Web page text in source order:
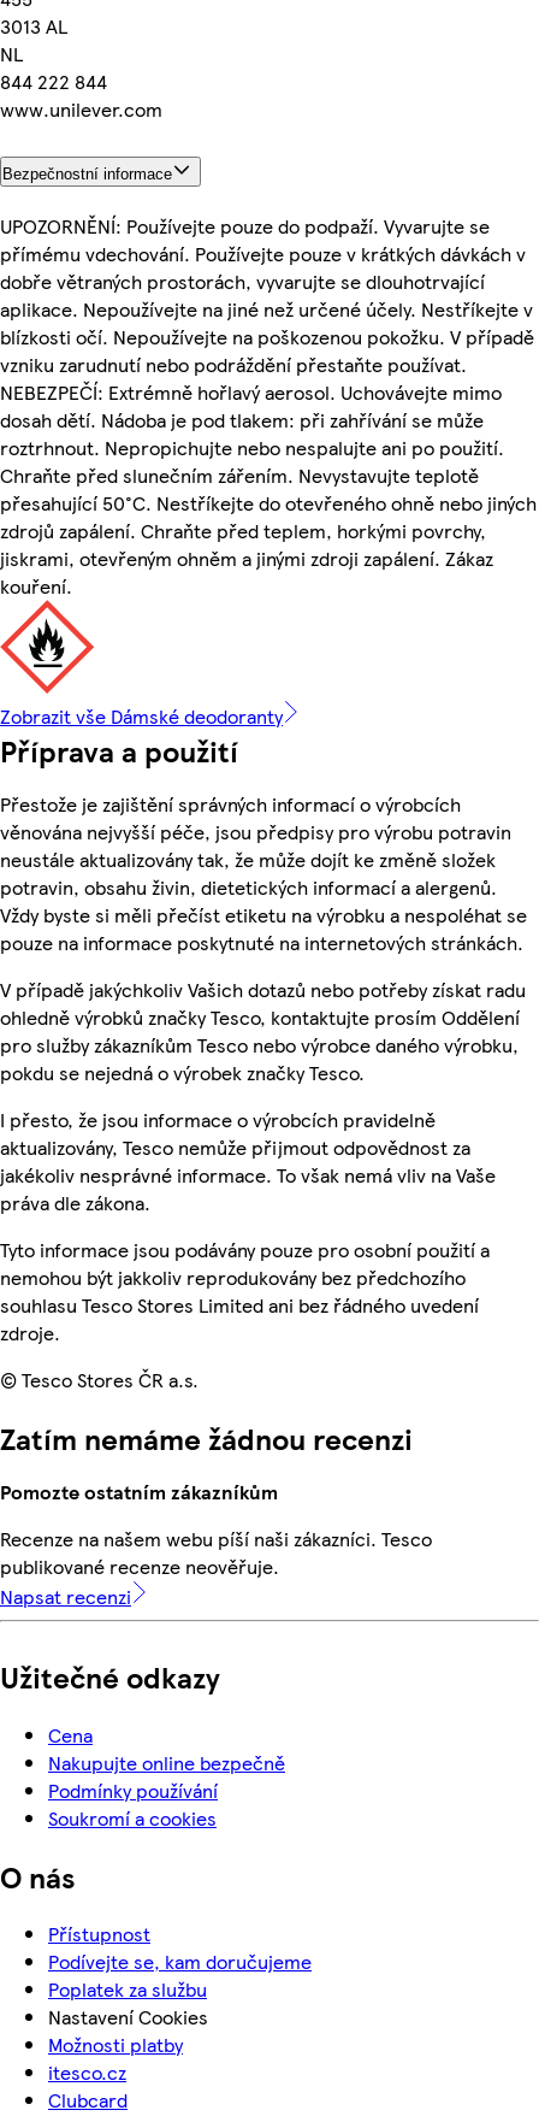
3013 AL
NL
844 222 844
www.unilever.com
Bezpečnostní informace
UPOZORNĚNÍ: Používejte pouze do podpaží. Vyvarujte se
přímému vdechování. Používejte pouze v krátkých dávkách v
dobře větraných prostorách, vyvarujte se dlouhotrvající
aplikace. Nepoužívejte na jiné než určené účely. Nestříkejte v
blízkosti očí. Nepoužívejte na poškozenou pokožku. V případě
vzniku zarudnutí nebo podráždění přestaňte používat.
NEBEZPEČÍ: Extrémně hořlavý aerosol. Uchovávejte mimo
dosah dětí. Nádoba je pod tlakem: při zahřívání se může
roztrhnout. Nepropichujte nebo nespalujte ani po použití.
Chraňte před slunečním zářením. Nevystavujte teplotě
přesahující 50°C. Nestříkejte do otevřeného ohně nebo jiných
zdrojů zapálení. Chraňte před teplem, horkými povrchy,
jiskrami, otevřeným ohněm a jinými zdroji zapálení. Zákaz
kouření.
Zobrazit vše Dámské deodoranty
Příprava a použití
Přestože je zajištění správných informací o výrobcích
věnována nejvyšší péče, jsou předpisy pro výrobu potravin
neustále aktualizovány tak, že může dojít ke změně složek
potravin, obsahu živin, dietetických informací a alergenů.
Vždy byste si měli přečíst etiketu na výrobku a nespoléhat se
pouze na informace poskytnuté na internetových stránkách.
V případě jakýchkoliv Vašich dotazů nebo potřeby získat radu
ohledně výrobků značky Tesco, kontaktujte prosím Oddělení
pro služby zákazníkům Tesco nebo výrobce daného výrobku,
pokdu se nejedná o výrobek značky Tesco.
I přesto, že jsou informace o výrobcích pravidelně
aktualizovány, Tesco nemůže přijmout odpovědnost za
jakékoliv nesprávné informace. To však nemá vliv na Vaše
práva dle zákona.
Tyto informace jsou podávány pouze pro osobní použití a
nemohou být jakkoliv reprodukovány bez předchozího
souhlasu Tesco Stores Limited ani bez řádného uvedení
zdroje.
© Tesco Stores ČR a.s.
Zatím nemáme žádnou recenzi
Pomozte ostatním zákazníkům
Recenze na našem webu píší naši zákazníci. Tesco
publikované recenze neověřuje.
Napsat recenzi
Užitečné odkazy
Cena
Nakupujte online bezpečně
Podmínky používání
Soukromí a cookies
O nás
Přístupnost
Podívejte se, kam doručujeme
Poplatek za službu
Nastavení Cookies
Možnosti platby
itesco.cz
Clubcard